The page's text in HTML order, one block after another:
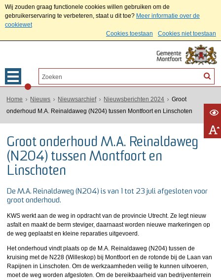
Wij zouden graag functionele cookies willen gebruiken om de
gebruikerservaring te verbeteren, staat u dit toe? Meer informatie over de
cookiewet
Cookies toestaan
Cookies niet toestaan
Home Nieuws Nieuwsarchief Nieuwsberichten 2024
Groot
onderhoud M.A. Reinaldaweg (N204) tussen Montfoort en Linschoten
Groot onderhoud M.A. Reinaldaweg
(N204) tussen Montfoort en
Linschoten
De M.A. Reinaldaweg (N204) is van 1 tot 23 juli afgesloten voor
groot onderhoud.
KWS werkt aan de weg in opdracht van de provincie Utrecht. Ze legt nieuw
asfalt en maakt de berm steviger, daarnaast worden nieuwe markeringen op
de weg geplaatst en kleine reparaties uitgevoerd.
Het onderhoud vindt plaats op de M.A. Reinaldaweg (N204) tussen de
kruising met de N228 (Willeskop) bij Montfoort en de rotonde bij de Laan van
Rapijnen in Linschoten. Om de werkzaamheden veilig te kunnen uitvoeren,
moet de weg worden afgesloten. Om de bereikbaarheid van bedrijventerrein